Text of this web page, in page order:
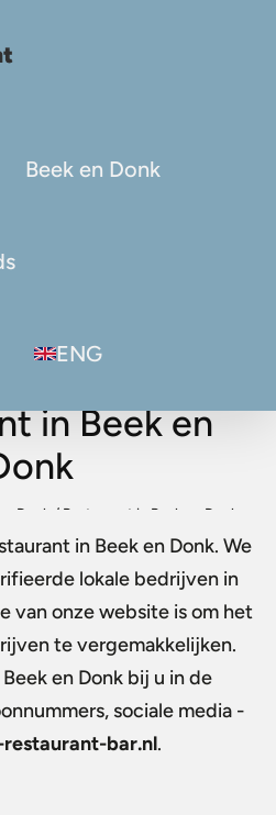
Beek en Donk
ENG
in Beek en
Donk / Restaurant in Beek en Donk
in Beek en Donk. We
lokale bedrijven in
van onze website is om het
te vergemakkelijken.
en Donk bij u in de
sociale media -
bar.nl.